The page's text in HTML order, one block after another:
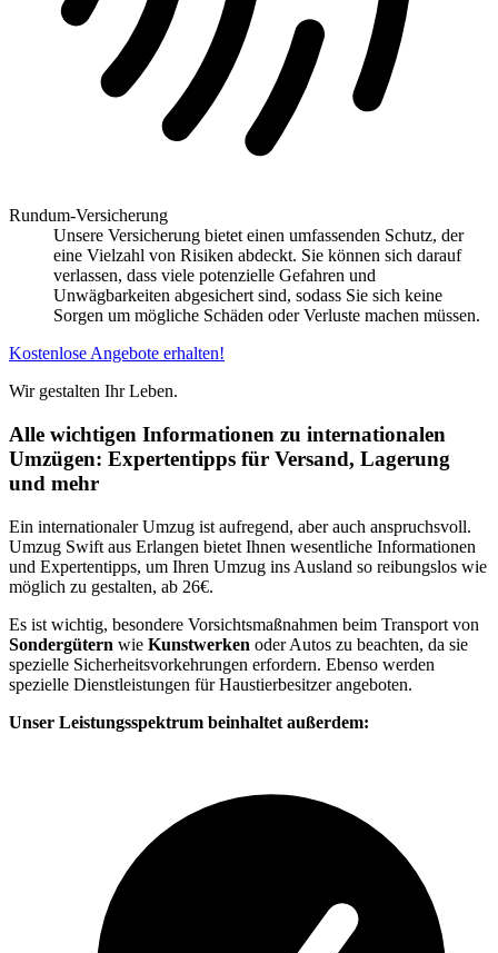
Rundum-Versicherung
Unsere Versicherung bietet einen umfassenden Schutz, der
eine Vielzahl von Risiken abdeckt. Sie können sich darauf
verlassen, dass viele potenzielle Gefahren und
Unwägbarkeiten abgesichert sind, sodass Sie sich keine
Sorgen um mögliche Schäden oder Verluste machen müssen.
Kostenlose Angebote erhalten!
Wir gestalten Ihr Leben.
Alle wichtigen Informationen zu internationalen
Umzügen: Expertentipps für Versand, Lagerung
und mehr
Ein internationaler Umzug ist aufregend, aber auch anspruchsvoll.
Umzug Swift aus Erlangen bietet Ihnen wesentliche Informationen
und Expertentipps, um Ihren Umzug ins Ausland so reibungslos wie
möglich zu gestalten, ab 26€.
Es ist wichtig, besondere Vorsichtsmaßnahmen beim Transport von
Sondergütern wie Kunstwerken oder Autos zu beachten, da sie
spezielle Sicherheitsvorkehrungen erfordern. Ebenso werden
spezielle Dienstleistungen für Haustierbesitzer angeboten.
Unser Leistungsspektrum beinhaltet außerdem: